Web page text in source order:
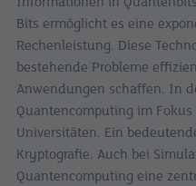
Bits ermöglicht es eine
Rechenleistung. Diese
bestehende Probleme
Anwendungen schaffen. In
Quantencomputing im
Universitäten. Ein
Kryptografie. Auch bei
Quantencomputing eine